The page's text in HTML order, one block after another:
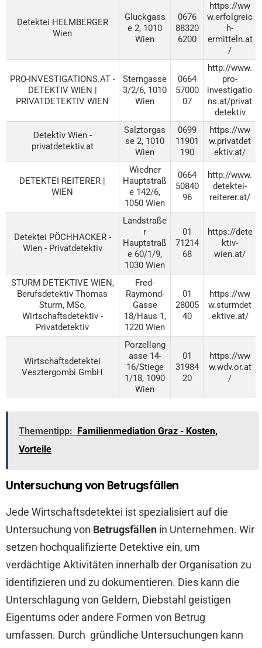
Detektei HELMBERGER
Wien
Gluckgass
e 2, 1010
Wien
0676
88320
6200
https://ww
w.erfolgreic
h-
ermitteln.at
/
PRO-INVESTIGATIONS.AT -
DETEKTIV WIEN |
PRIVATDETEKTIV WIEN
Sterngasse
3/2/6, 1010
Wien
0664
57000
07
http://www.
pro-
investigatio
ns.at/privat
detektiv
Detektiv Wien -
privatdetektiv.at
Salztorgas
se 2, 1010
Wien
0699
11901
190
https://ww
w.privatdet
ektiv.at/
DETEKTEI REITERER |
WIEN
Wiedner
Hauptstraß
e 142/6,
1050 Wien
0664
50840
96
http://www.
detektei-
reiterer.at/
Detektei PÖCHHACKER -
Wien - Privatdetektiv
Landstraße
r
Hauptstraß
e 60/1/9,
1030 Wien
01
71214
68
https://dete
ktiv-
wien.at/
STURM DETEKTIVE WIEN,
Berufsdetektiv Thomas
Sturm, MSc,
Wirtschaftsdetektiv -
Privatdetektiv
Fred-
Raymond-
Gasse
18/Haus 1,
1220 Wien
01
28005
40
https://ww
w.sturmdet
ektive.at/
Wirtschaftsdetektei
Vesztergombi GmbH
Porzellang
asse 14-
16/Stiege
1/18, 1090
Wien
01
31984
20
https://ww
w.wdv.or.at
/
Thementipp:
Familienmediation Graz - Kosten,
Vorteile
Untersuchung von Betrugsfällen
Jede Wirtschaftsdetektei ist spezialisiert auf die
Untersuchung von Betrugsfällen in Unternehmen. Wir
setzen hochqualifizierte Detektive ein, um
verdächtige Aktivitäten innerhalb der Organisation zu
identifizieren und zu dokumentieren. Dies kann die
Unterschlagung von Geldern, Diebstahl geistigen
Eigentums oder andere Formen von Betrug
umfassen. Durch gründliche Untersuchungen kann